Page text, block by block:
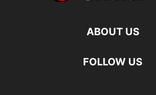
ABOUT US
FOLLOW US